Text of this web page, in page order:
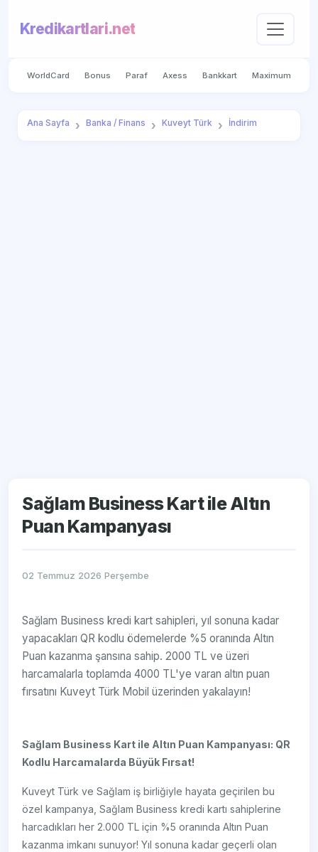
Kredikartlari.net
WorldCard Bonus Paraf Axess Bankkart Maximum
Ana Sayfa Banka / Finans Kuveyt Türk İndirim
Sağlam Business Kart ile Altın
Puan Kampanyası
02 Temmuz 2026 Perşembe
Sağlam Business kredi kart sahipleri, yıl sonuna kadar
yapacakları QR kodlu ödemelerde %5 oranında Altın
Puan kazanma şansına sahip. 2000 TL ve üzeri
harcamalarla toplamda 4000 TL'ye varan altın puan
fırsatını Kuveyt Türk Mobil üzerinden yakalayın!
Sağlam Business Kart ile Altın Puan Kampanyası: QR
Kodlu Harcamalarda Büyük Fırsat!
Kuveyt Türk ve Sağlam iş birliğiyle hayata geçirilen bu
özel kampanya, Sağlam Business kredi kartı sahiplerine
harcadıkları her 2.000 TL için %5 oranında Altın Puan
kazanma imkanı sunuyor! Yıl sonuna kadar geçerli olan